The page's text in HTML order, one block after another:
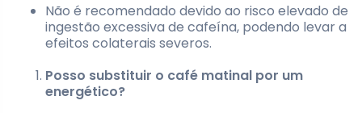
Não é recomendado devido ao risco elevado de
ingestão excessiva de cafeína, podendo levar a
efeitos colaterais severos.
Posso substituir o café matinal por um
energético?